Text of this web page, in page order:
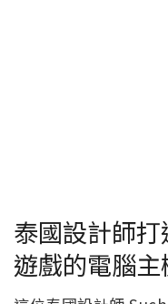
泰國設計師
遊戲的電腦主